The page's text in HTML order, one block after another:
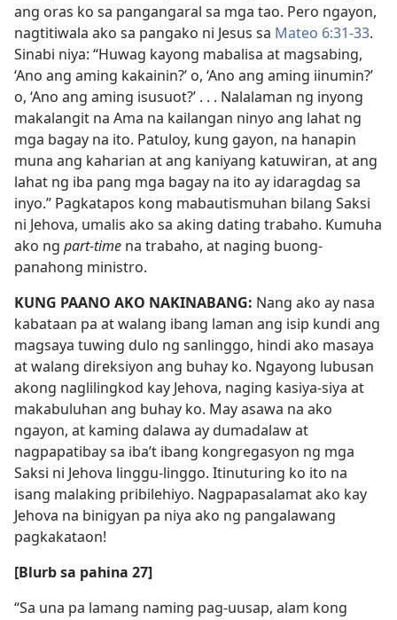
ang oras ko sa pangangaral sa mga tao. Pero ngayon,
nagtitiwala ako sa pangako ni Jesus sa Mateo 6:31-33.
Sinabi niya: “Huwag kayong mabalisa at magsabing,
‘Ano ang aming kakainin?’ o, ‘Ano ang aming iinumin?’
o, ‘Ano ang aming isusuot?’ . . . Nalalaman ng inyong
makalangit na Ama na kailangan ninyo ang lahat ng
mga bagay na ito. Patuloy, kung gayon, na hanapin
muna ang kaharian at ang kaniyang katuwiran, at ang
lahat ng iba pang mga bagay na ito ay idaragdag sa
inyo.” Pagkatapos kong mabautismuhan bilang Saksi
ni Jehova, umalis ako sa aking dating trabaho. Kumuha
ako ng part-time na trabaho, at naging buong-
panahong ministro.
KUNG PAANO AKO NAKINABANG: Nang ako ay nasa
kabataan pa at walang ibang laman ang isip kundi ang
magsaya tuwing dulo ng sanlinggo, hindi ako masaya
at walang direksiyon ang buhay ko. Ngayong lubusan
akong naglilingkod kay Jehova, naging kasiya-siya at
makabuluhan ang buhay ko. May asawa na ako
ngayon, at kaming dalawa ay dumadalaw at
nagpapatibay sa iba’t ibang kongregasyon ng mga
Saksi ni Jehova linggu-linggo. Itinuturing ko ito na
isang malaking pribilehiyo. Nagpapasalamat ako kay
Jehova na binigyan pa niya ako ng pangalawang
pagkakataon!
[Blurb sa pahina 27]
“Sa una pa lamang naming pag-uusap, alam kong